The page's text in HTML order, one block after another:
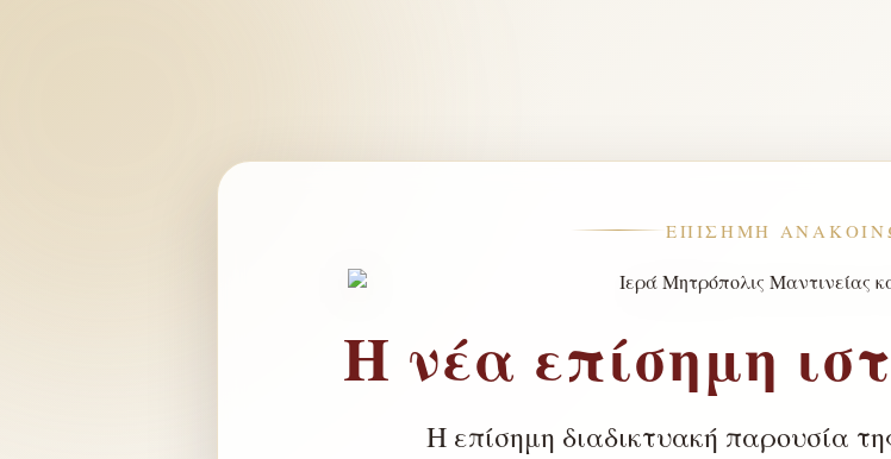
ΕΠΊΣΗΜΗ
Η νέα επίσημη
Η επίσημη διαδικτυακή παρουσία